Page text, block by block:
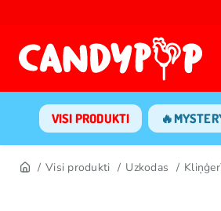
VISI PRODUKTI
Visi produkti Uzkodas